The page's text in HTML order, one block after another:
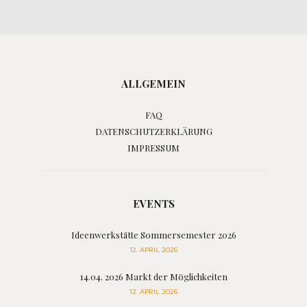
ALLGEMEIN
FAQ
DATENSCHUTZERKLÄRUNG
IMPRESSUM
EVENTS
Ideenwerkstätte Sommersemester 2026
12. APRIL 2026
14.04. 2026 Markt der Möglichkeiten
12. APRIL 2026